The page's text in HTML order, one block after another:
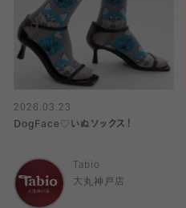
2026.03.23
DogFace♡いぬソックス！
Tabio
大丸神戸店